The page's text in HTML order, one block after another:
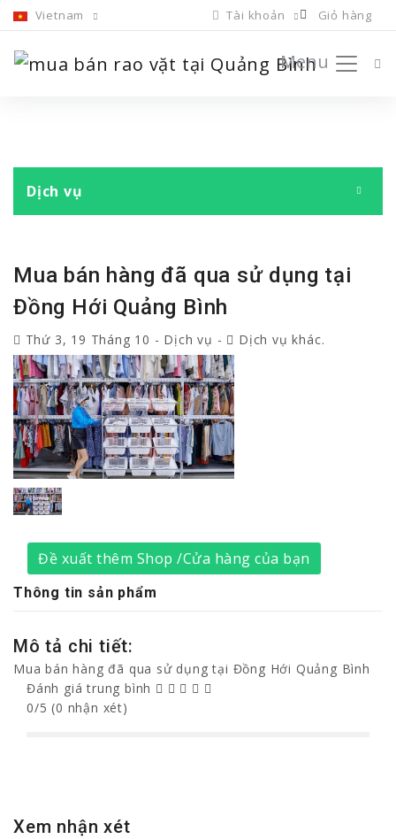
Vietnam Tài khoản Giỏ hàng
Menu
Dịch vụ
Mua bán hàng đã qua sử dụng tại
Đồng Hới Quảng Bình
Thứ 3, 19 Tháng 10 - Dịch vụ - Dịch vụ khác.
Đề xuất thêm Shop /Cửa hàng của bạn
Thông tin sản phẩm
Mô tả chi tiết:
Mua bán hàng đã qua sử dụng tại Đồng Hới Quảng Bình
Đánh giá trung bình
0/5 (0 nhận xét)
Xem nhận xét